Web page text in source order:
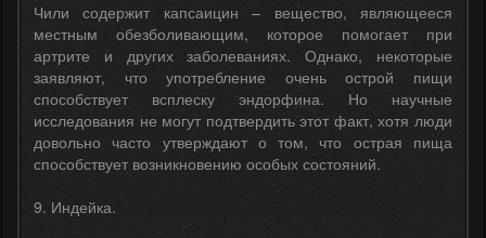
Чили содержит капсаицин – вещество, являющееся
местным обезболивающим, которое помогает при
артрите и других заболеваниях. Однако, некоторые
заявляют, что употребление очень острой пищи
способствует всплеску эндорфина. Но научные
исследования не могут подтвердить этот факт, хотя люди
довольно часто утверждают о том, что острая пища
способствует возникновению особых состояний.
9. Индейка.